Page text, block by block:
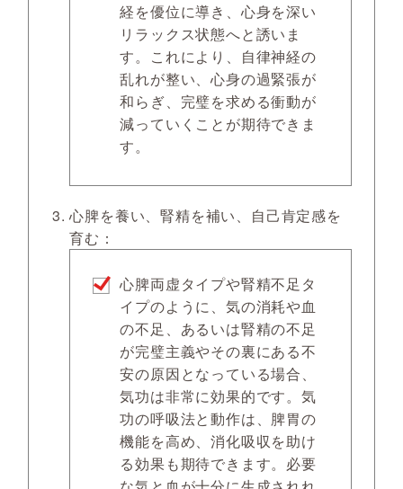
経を優位に導き、心身を深い
リラックス状態へと誘いま
す。これにより、自律神経の
乱れが整い、心身の過緊張が
和らぎ、完璧を求める衝動が
減っていくことが期待できま
す。
心脾を養い、腎精を補い、自己肯定感を
育む：
心脾両虚タイプや腎精不足タ
イプのように、気の消耗や血
の不足、あるいは腎精の不足
が完璧主義やその裏にある不
安の原因となっている場合、
気功は非常に効果的です。気
功の呼吸法と動作は、脾胃の
機能を高め、消化吸収を助け
る効果も期待できます。必要